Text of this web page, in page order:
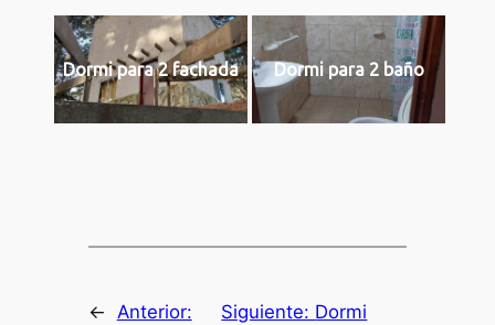
Dormi para 2 fachada Dormi para 2 baño
←
Anterior:
Siguiente: Dormi